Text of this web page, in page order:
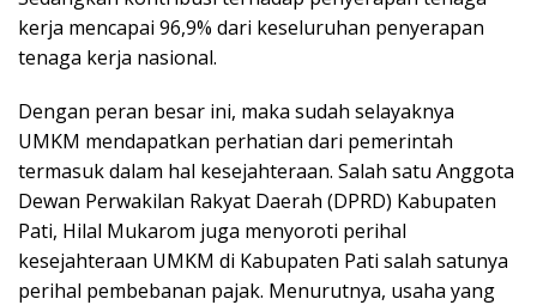
kerja mencapai 96,9% dari keseluruhan penyerapan
tenaga kerja nasional.
Dengan peran besar ini, maka sudah selayaknya
UMKM mendapatkan perhatian dari pemerintah
termasuk dalam hal kesejahteraan. Salah satu Anggota
Dewan Perwakilan Rakyat Daerah (DPRD) Kabupaten
Pati, Hilal Mukarom juga menyoroti perihal
kesejahteraan UMKM di Kabupaten Pati salah satunya
perihal pembebanan pajak. Menurutnya, usaha yang